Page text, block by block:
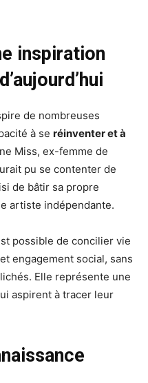
inspiration
de nombreuses
à se réinventer et à
Miss, ex-femme de
pu se contenter de
de bâtir sa propre
artiste indépendante.
possible de concilier vie
engagement social, sans
Elle représente une
aspirent à tracer leur